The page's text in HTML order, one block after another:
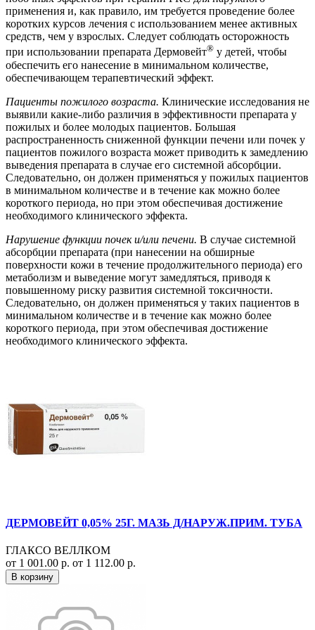
применения и, как правило, им требуется проведение более
коротких курсов лечения с использованием менее активных
средств, чем у взрослых. Следует соблюдать осторожность
при использовании препарата Дермовейт® у детей, чтобы
обеспечить его нанесение в минимальном количестве,
обеспечивающем терапевтический эффект.
Пациенты пожилого возраста. Клинические исследования не
выявили какие-либо различия в эффективности препарата у
пожилых и более молодых пациентов. Большая
распространенность сниженной функции печени или почек у
пациентов пожилого возраста может приводить к замедлению
выведения препарата в случае его системной абсорбции.
Следовательно, он должен применяться у пожилых пациентов
в минимальном количестве и в течение как можно более
короткого периода, но при этом обеспечивая достижение
необходимого клинического эффекта.
Нарушение функции почек и/или печени. В случае системной
абсорбции препарата (при нанесении на обширные
поверхности кожи в течение продолжительного периода) его
метаболизм и выведение могут замедляться, приводя к
повышенному риску развития системной токсичности.
Следовательно, он должен применяться у таких пациентов в
минимальном количестве и в течение как можно более
короткого периода, при этом обеспечивая достижение
необходимого клинического эффекта.
ДЕРМОВЕЙТ 0,05% 25Г. МАЗЬ Д/НАРУЖ.ПРИМ. ТУБА
ГЛАКСО ВЕЛЛКОМ
от 1 001.00 р. от 1 112.00 р.
В корзину